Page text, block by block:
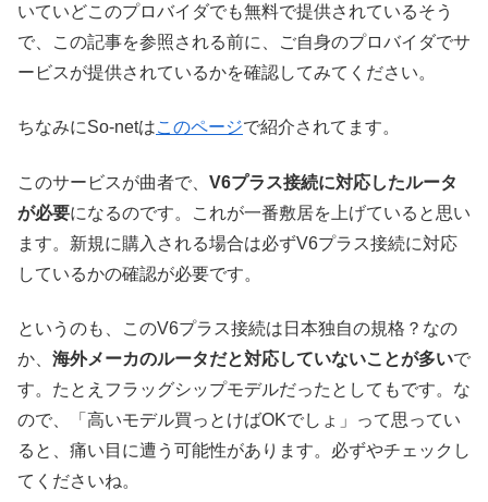
いていどこのプロバイダでも無料で提供されているそう
で、この記事を参照される前に、ご自身のプロバイダでサ
ービスが提供されているかを確認してみてください。
ちなみにSo-netはこのページで紹介されてます。
このサービスが曲者で、 V6プラス接続に対応したルータ
が必要になるのです。これが一番敷居を上げていると思い
ます。新規に購入される場合は必ずV6プラス接続に対応
しているかの確認が必要です。
というのも、このV6プラス接続は日本独自の規格？なの
か、 海外メーカのルータだと対応していないことが多いで
す。たとえフラッグシップモデルだったとしてもです。な
ので、「高いモデル買っとけばOKでしょ」って思ってい
ると、痛い目に遭う可能性があります。必ずやチェックし
てくださいね。